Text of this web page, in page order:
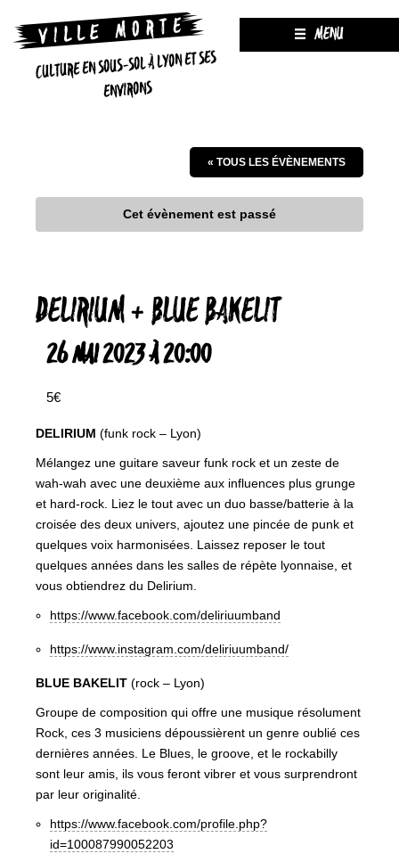
CULTURE EN SOUS-SOL À LYON ET SES
ENVIRONS
MENU
« TOUS LES ÉVÈNEMENTS
Cet évènement est passé
DELIRIUM + BLUE BAKELIT
26 MAI 2023 À 20:00
5€
DELIRIUM (funk rock – Lyon)
Mélangez une guitare saveur funk rock et un zeste de
wah-wah avec une deuxième aux influences plus grunge
et hard-rock. Liez le tout avec un duo basse/batterie à la
croisée des deux univers, ajoutez une pincée de punk et
quelques voix harmonisées. Laissez reposer le tout
quelques années dans les salles de répète lyonnaise, et
vous obtiendrez du Delirium.
https://www.facebook.com/deliriuumband
https://www.instagram.com/deliriuumband/
BLUE BAKELIT (rock – Lyon)
Groupe de composition qui offre une musique résolument
Rock, ces 3 musiciens dépoussièrent un genre oublié ces
dernières années. Le Blues, le groove, et le rockabilly
sont leur amis, ils vous feront vibrer et vous surprendront
par leur originalité.
https://www.facebook.com/profile.php?
id=100087990052203